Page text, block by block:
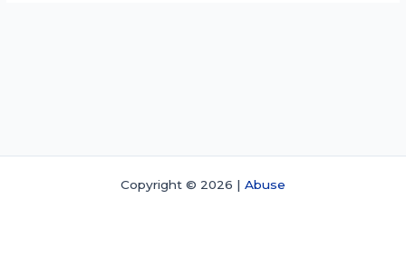
Copyright © 2026 | Abuse